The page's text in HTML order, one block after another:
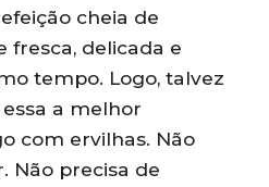
cheia de
fresca, delicada e
tempo. Logo, talvez
a melhor
com ervilhas. Não
Não precisa de